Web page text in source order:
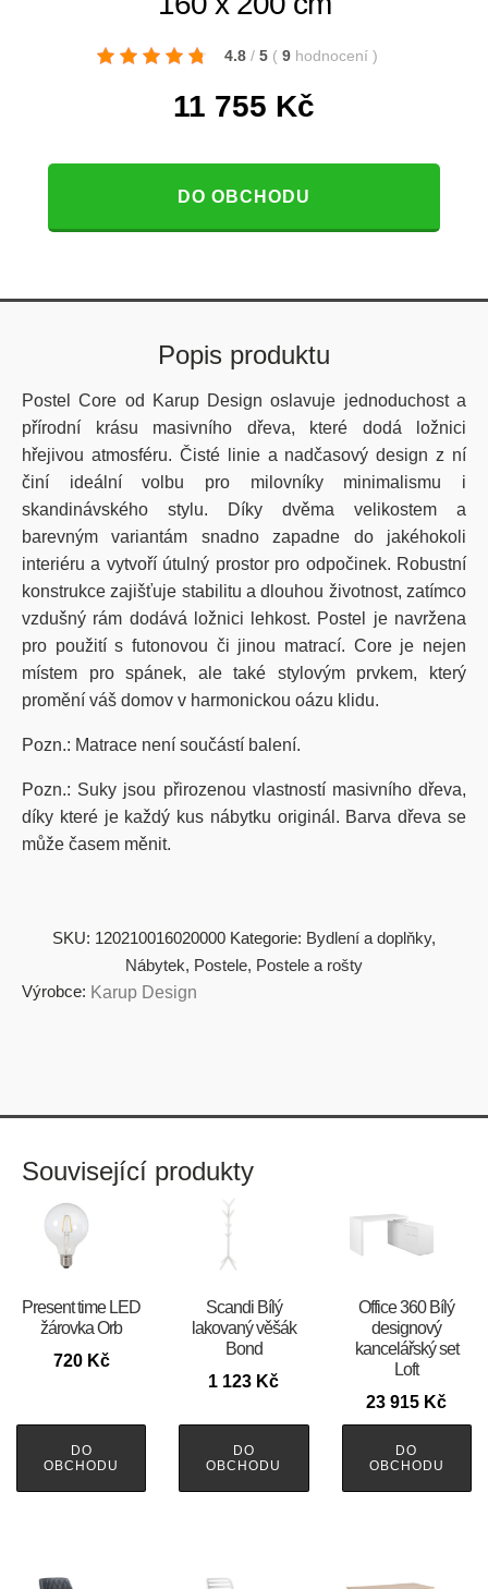
4.8 / 5 ( 9 hodnocení )
11 755 Kč
DO OBCHODU
Popis produktu
Postel Core od Karup Design oslavuje jednoduchost a
přírodní krásu masivního dřeva, které dodá ložnici
hřejivou atmosféru. Čisté linie a nadčasový design z ní
činí ideální volbu pro milovníky minimalismu i
skandinávského stylu. Díky dvěma velikostem a
barevným variantám snadno zapadne do jakéhokoli
interiéru a vytvoří útulný prostor pro odpočinek. Robustní
konstrukce zajišťuje stabilitu a dlouhou životnost, zatímco
vzdušný rám dodává ložnici lehkost. Postel je navržena
pro použití s futonovou či jinou matrací. Core je nejen
místem pro spánek, ale také stylovým prvkem, který
promění váš domov v harmonickou oázu klidu.
Pozn.: Matrace není součástí balení.
Pozn.: Suky jsou přirozenou vlastností masivního dřeva,
díky které je každý kus nábytku originál. Barva dřeva se
může časem měnit.
SKU: 120210016020000 Kategorie: Bydlení a doplňky,
Nábytek, Postele, Postele a rošty
Výrobce: Karup Design
Související produkty
Present time LED
žárovka Orb
720 Kč
DO
OBCHODU
Scandi Bílý
lakovaný věšák
Bond
1 123 Kč
DO
OBCHODU
Office 360 Bílý
designový
kancelářský set
Loft
23 915 Kč
DO
OBCHODU